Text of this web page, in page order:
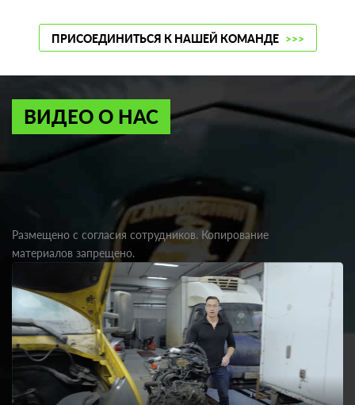
ПРИСОЕДИНИТЬСЯ К НАШЕЙ КОМАНДЕ >>>
ВИДЕО О НАС
Размещено с согласия сотрудников. Копирование
материалов запрещено.